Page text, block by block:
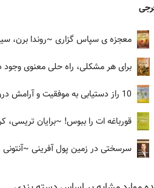
معجزه ی سپاس گزاری ~روندا برن،
برای هر مشکلی، راه حلی معنوی وجود
قورباغه ات را ببوس! ~برایان تریسی،
سرسختی در زمین پول آفرینی